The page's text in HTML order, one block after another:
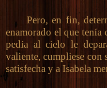
Pero, en fin,
enamorado el que tenía
pedía al cielo le
valiente, cumpliese con
satisfecha y a Isabela